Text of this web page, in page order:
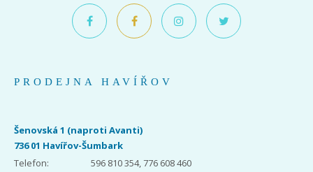
PRODEJNA HAVÍŘOV
Šenovská 1 (naproti Avanti)
736 01 Havířov-Šumbark
Telefon:
596 810 354, 776 608 460